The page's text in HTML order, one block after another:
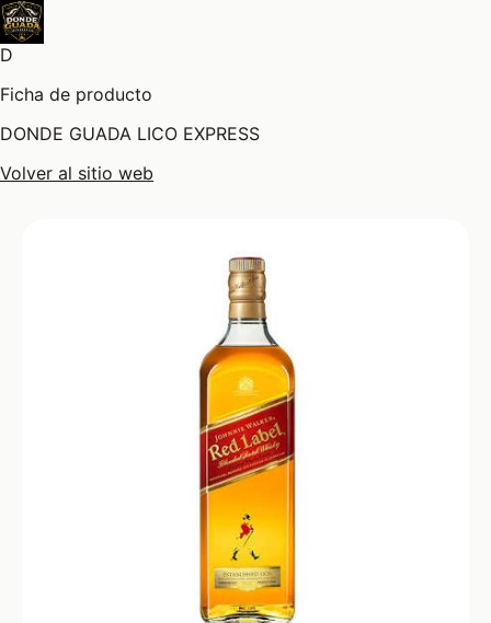
D
Ficha de producto
DONDE GUADA LICO EXPRESS
Volver al sitio web